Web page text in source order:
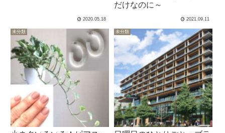
2020.05.18
だけなのに～
2021.09.11
未分類 未分類